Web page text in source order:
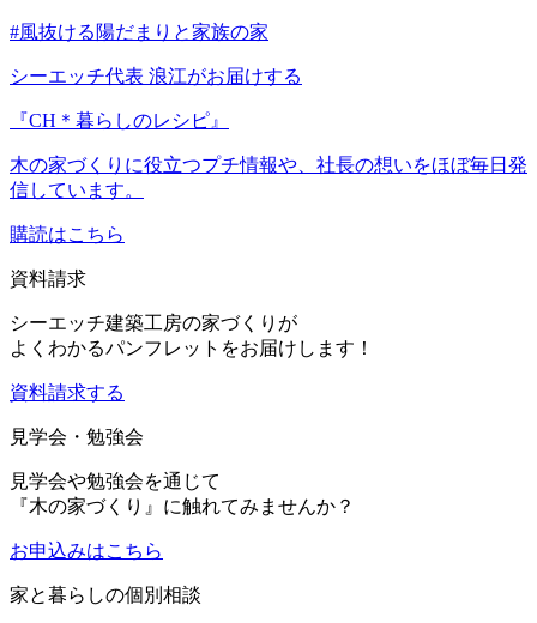
#風抜ける陽だまりと家族の家
シーエッチ代表 浪江がお届けする
『CH＊暮らしのレシピ』
木の家づくりに役立つプチ情報や、社長の想いをほぼ毎日発
信しています。
購読はこちら
資料請求
シーエッチ建築工房の家づくりが
よくわかるパンフレットをお届けします！
資料請求する
見学会・勉強会
見学会や勉強会を通じて
『木の家づくり』に触れてみませんか？
お申込みはこちら
家と暮らしの個別相談